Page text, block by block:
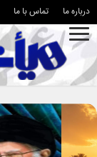
درباره ما تماس با ما